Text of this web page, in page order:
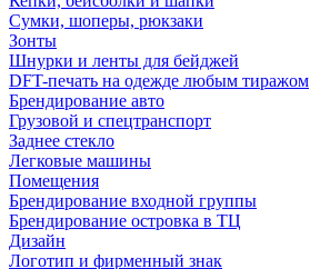
Сумки, шоперы, рюкзаки
Зонты
Шнурки и ленты для бейджей
DFT-печать на одежде любым тиражом
Брендирование авто
Грузовой и спецтранспорт
Заднее стекло
Легковые машины
Помещения
Брендирование входной группы
Брендирование островка в ТЦ
Дизайн
Логотип и фирменный знак